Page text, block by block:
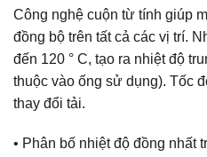
Công nghệ cuộn từ tính giúp
đồng bộ trên tất cả các vị trí.
đến 120 ° C, tạo ra nhiệt độ
thuộc vào ống sử dụng). Tốc
thay đổi tải.
• Phân bố nhiệt độ đồng nhất